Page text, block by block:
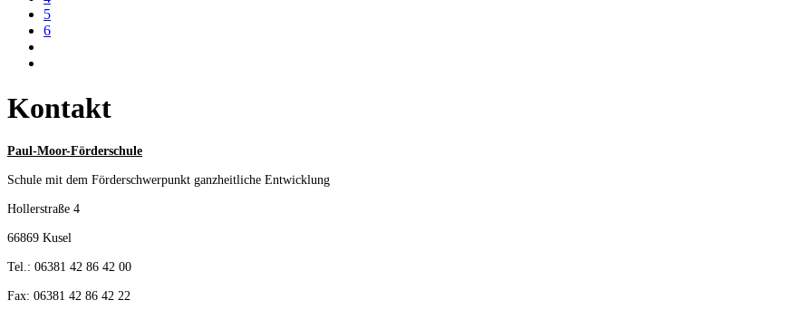
5
6
Kontakt
Paul-Moor-Förderschule
Schule mit dem Förderschwerpunkt ganzheitliche Entwicklung
Hollerstraße 4
66869 Kusel
Tel.: 06381 42 86 42 00
Fax: 06381 42 86 42 22